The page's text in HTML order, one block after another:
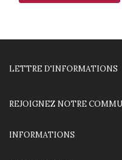
LETTRE D'INFORMATIONS
REJOIGNEZ NOTRE
INFORMATIONS